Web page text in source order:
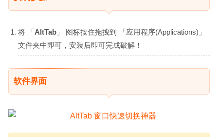
将 「AltTab 」 图标按住拖拽到 「应用程序(Applications)」
文件夹中即可，安装后即可完成破解！
软件界面